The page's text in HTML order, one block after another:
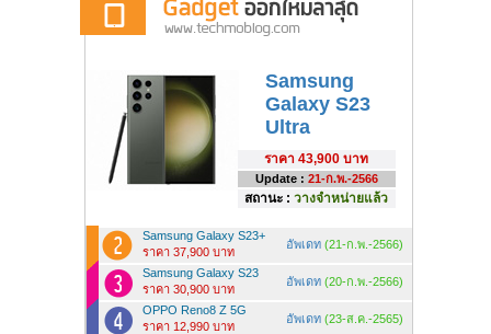
Samsung
Galaxy S23
Ultra
ราคา 43,900 บาท
Update : 21-ก.พ.-2566
สถานะ : วางจำหน่ายแล้ว
Samsung Galaxy S23+
ราคา 37,900 บาท
อัพเดท (21-ก.พ.-2566)
Samsung Galaxy S23
ราคา 30,900 บาท
อัพเดท (20-ก.พ.-2566)
OPPO Reno8 Z 5G
ราคา 12,990 บาท
อัพเดท (23-ส.ค.-2565)